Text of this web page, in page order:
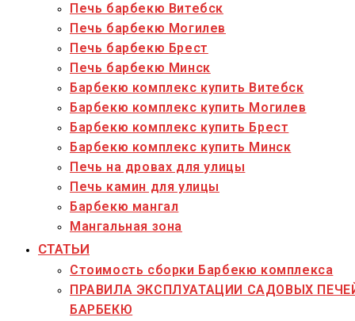
Печь барбекю Витебск
Печь барбекю Могилев
Печь барбекю Брест
Печь барбекю Минск
Барбекю комплекс купить Витебск
Барбекю комплекс купить Могилев
Барбекю комплекс купить Брест
Барбекю комплекс купить Минск
Печь на дровах для улицы
Печь камин для улицы
Барбекю мангал
Мангальная зона
СТАТЬИ
Стоимость сборки Барбекю комплекса
ПРАВИЛА ЭКСПЛУАТАЦИИ САДОВЫХ
БАРБЕКЮ